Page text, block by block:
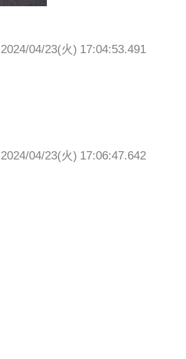
2024/04/23(火) 17:04:53.491
2024/04/23(火) 17:06:47.642